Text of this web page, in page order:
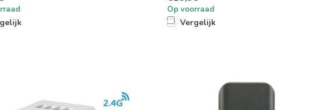
Op voorraad
Vergelijk